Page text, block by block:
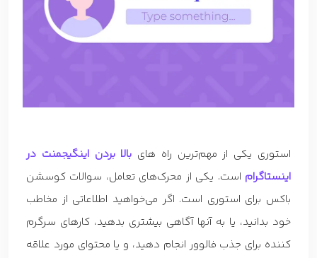
استوری یکی از مهم‌ترین راه های بالا بردن اینگیجمنت در
اینستاگرام است. یکی از محرک‌های تعامل، سوالات کوسشن
باکس برای استوری است. اگر می‌خواهید اطلاعاتی از مخاطب
خود بدانید، یا به آنها آگاهی بیشتری بدهید، کارهای سرگرم
کننده برای جذب فالوور انجام دهید، و یا محتوای مورد علاقه